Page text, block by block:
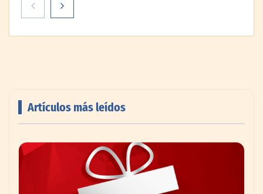
impulsando la colaboración en el sector
Artículos más leídos